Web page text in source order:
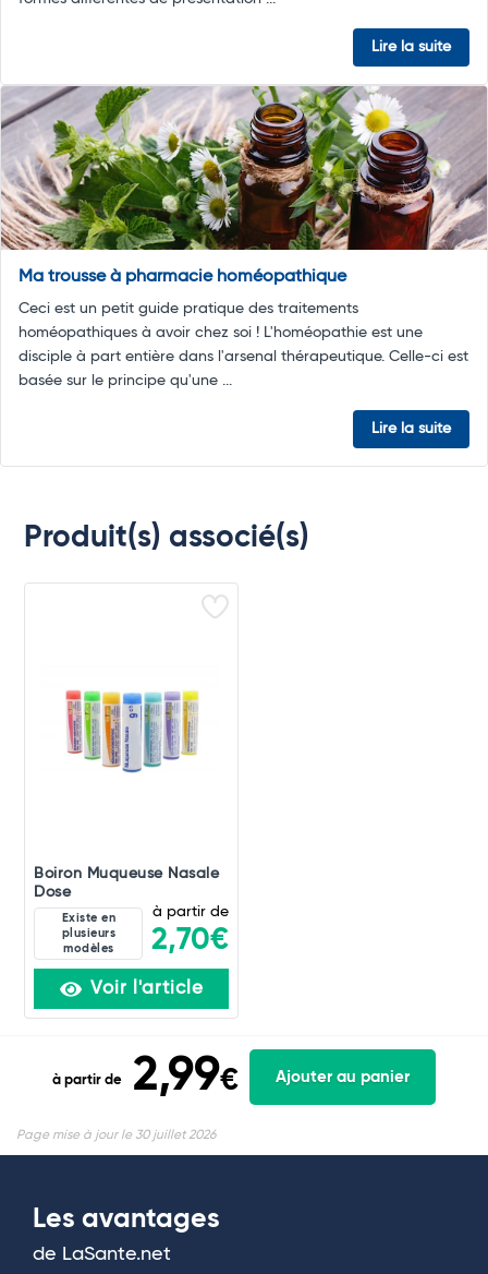
Lire la suite
Ma trousse à pharmacie homéopathique
Ceci est un petit guide pratique des traitements
homéopathiques à avoir chez soi ! L'homéopathie est une
disciple à part entière dans l'arsenal thérapeutique. Celle-ci est
basée sur le principe qu'une ...
Lire la suite
Produit(s) associé(s)
Boiron Muqueuse Nasale
Dose
Existe en
plusieurs
modèles
à partir de
2,70€
Voir l'article
à partir de 2,99€ Ajouter au panier
Page mise à jour le 30 juillet 2026
Les avantages
de LaSante.net